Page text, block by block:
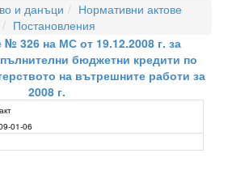
и данъци
Нормативни актове
Постановления
№ 326 на МС от 19.12.2008 г. за
бюджетни кредити по
на вътрешните работи за
2008 г.
01-06